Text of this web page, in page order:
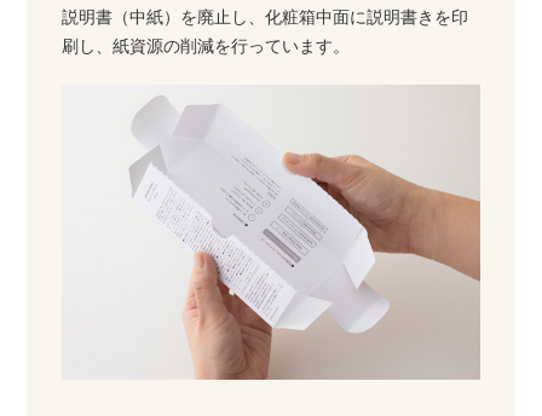
説明書（中紙）を廃止し、化粧箱中面に説明書きを印
刷し、紙資源の削減を行っています。